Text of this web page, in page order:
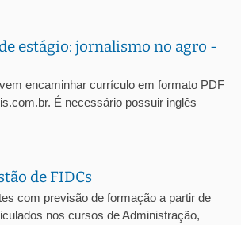
estágio: jornalismo no agro -
encaminhar currículo em formato PDF
É necessário possuir inglês
de FIDCs
com previsão de formação a partir de
nos cursos de Administração,